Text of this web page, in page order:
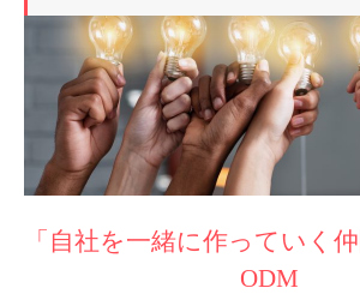
「自社を一緒に作っていく
ODM